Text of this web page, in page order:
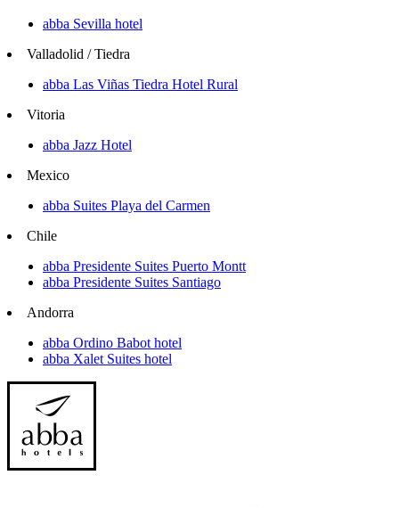
abba Sevilla hotel
Valladolid / Tiedra
abba Las Viñas Tiedra Hotel Rural
Vitoria
abba Jazz Hotel
Mexico
abba Suites Playa del Carmen
Chile
abba Presidente Suites Puerto Montt
abba Presidente Suites Santiago
Andorra
abba Ordino Babot hotel
abba Xalet Suites hotel